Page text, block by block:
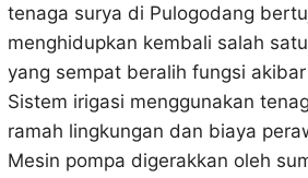
tenaga surya di Pulogodang
menghidupkan kembali salah
yang sempat beralih fungsi
Sistem irigasi menggunakan
ramah lingkungan dan biaya
Mesin pompa digerakkan oleh